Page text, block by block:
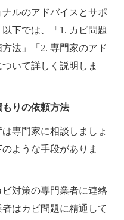
ルのアドバイスとサポ
下では、「1. カビ問題
法」「2. 専門家のアド
いて詳しく説明しま
りの依頼方法
専門家に相談しましょ
ような手段がありま
対策の専門業者に連絡
はカビ問題に精通して